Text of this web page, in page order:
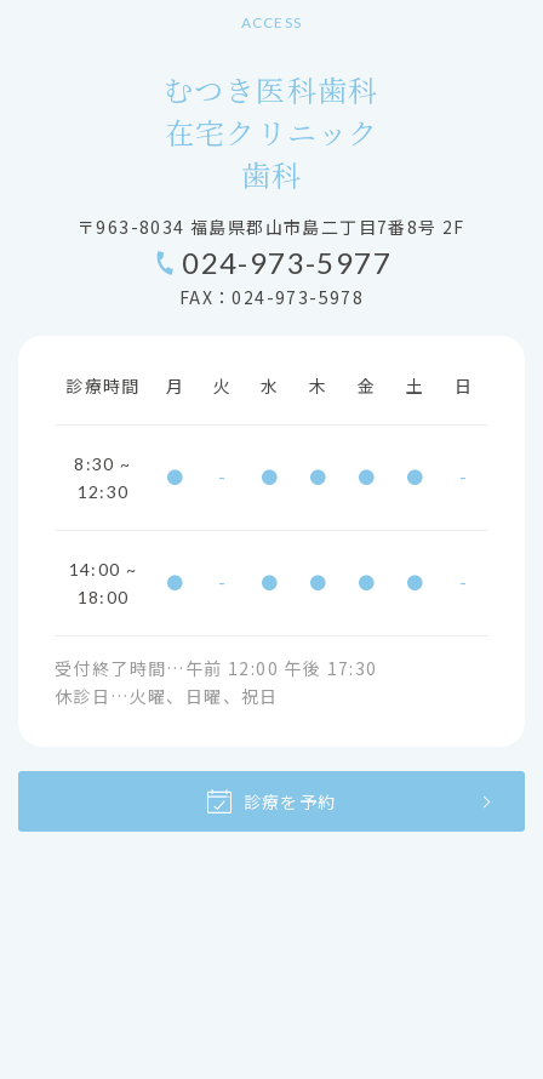
ACCESS
むつき医科歯科
在宅クリニック
歯科
〒963-8034 福島県郡山市島二丁目7番8号 2F
024-973-5977
FAX：024-973-5978
診療時間 月 火 水 木 金 土 日
8:30 ~
12:30
● - ● ● ● ● -
14:00 ~
18:00
● - ● ● ● ● -
受付終了時間…午前 12:00 午後 17:30
休診日…火曜、日曜、祝日
診療を予約